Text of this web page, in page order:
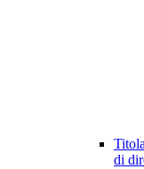
di